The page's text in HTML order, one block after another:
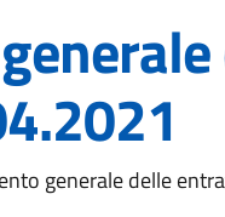
generale delle